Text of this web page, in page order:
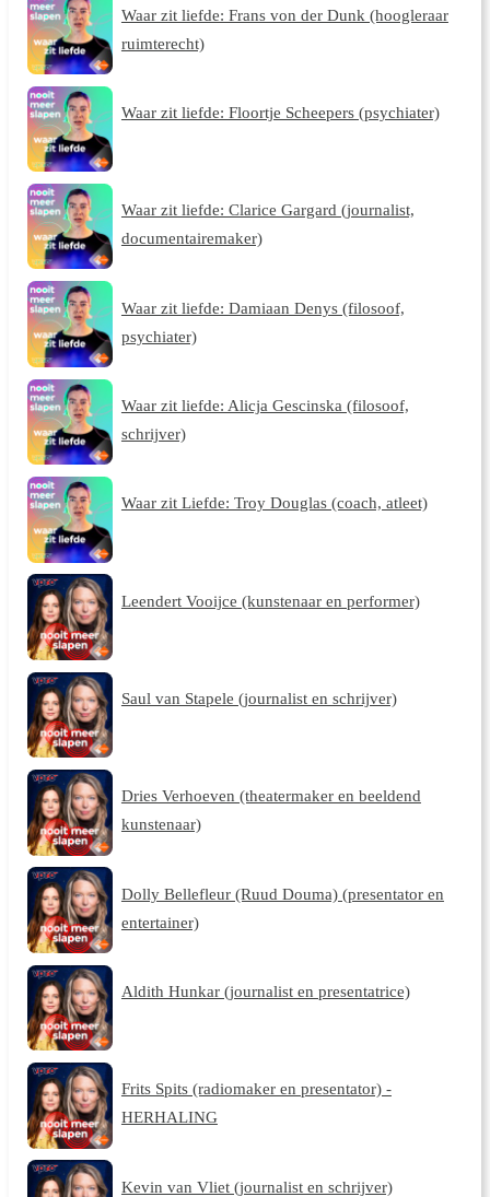
Waar zit liefde: Frans von der Dunk (hoogleraar
ruimterecht)
Waar zit liefde: Floortje Scheepers (psychiater)
Waar zit liefde: Clarice Gargard (journalist,
documentairemaker)
Waar zit liefde: Damiaan Denys (filosoof,
psychiater)
Waar zit liefde: Alicja Gescinska (filosoof,
schrijver)
Waar zit Liefde: Troy Douglas (coach, atleet)
Leendert Vooijce (kunstenaar en performer)
Saul van Stapele (journalist en schrijver)
Dries Verhoeven (theatermaker en beeldend
kunstenaar)
Dolly Bellefleur (Ruud Douma) (presentator en
entertainer)
Aldith Hunkar (journalist en presentatrice)
Frits Spits (radiomaker en presentator) -
HERHALING
Kevin van Vliet (journalist en schrijver)